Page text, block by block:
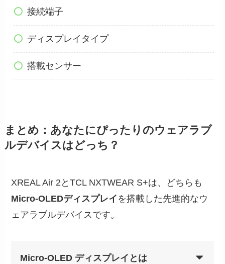
接続端子
ディスプレイタイプ
搭載センサー
まとめ：あなたにぴったりのウェアラブ
ルデバイスはどっち？
XREAL Air 2とTCL NXTWEAR S+は、どちらも
Micro-OLEDディスプレイ を搭載した先進的なウ
ェアラブルデバイスです。
Micro-OLED ディスプレイとは